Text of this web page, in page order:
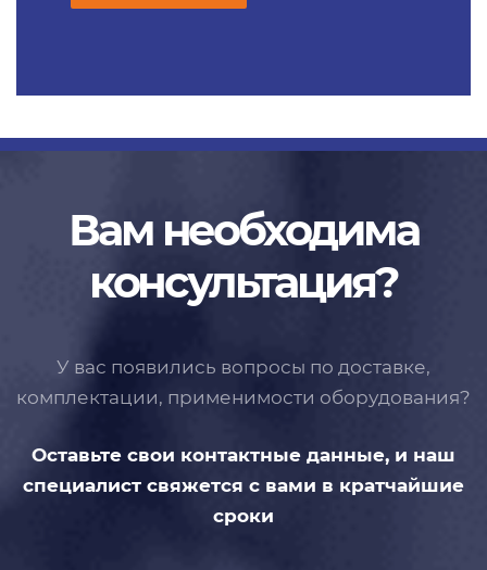
Вам необходима
консультация?
У вас появились вопросы по доставке,
комплектации, применимости оборудования?
Оставьте свои контактные данные, и наш
специалист свяжется с вами в кратчайшие
сроки